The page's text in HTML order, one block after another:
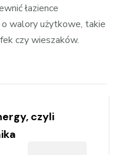
łazience
walory użytkowe, takie
czy wieszaków.
czyli